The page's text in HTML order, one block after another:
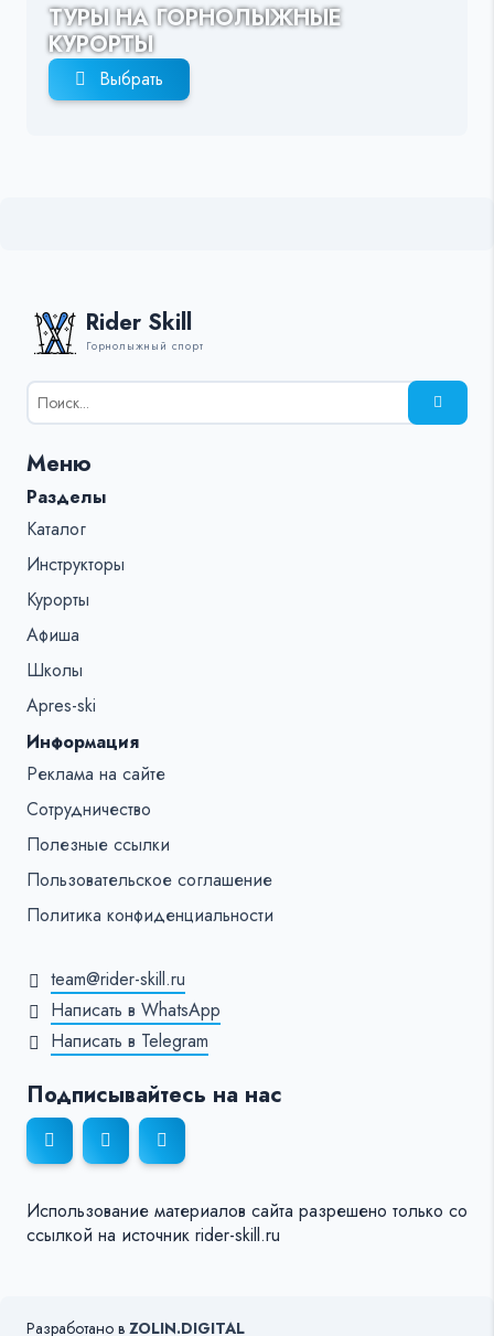
ТУРЫ НА ГОРНОЛЫЖНЫЕ
КУРОРТЫ
Выбрать
Rider Skill
Горнолыжный спорт
Результаты
поиска
%s:
Меню
Разделы
Каталог
Инструкторы
Курорты
Афиша
Школы
Apres-ski
Информация
Реклама на сайте
Сотрудничество
Полезные ссылки
Пользовательское соглашение
Политика конфиденциальности
team@rider-skill.ru
Написать в WhatsApp
Написать в Telegram
Подписывайтесь на нас
Использование материалов сайта разрешено только со
ссылкой на источник rider-skill.ru
Разработано в ZOLIN.DIGITAL